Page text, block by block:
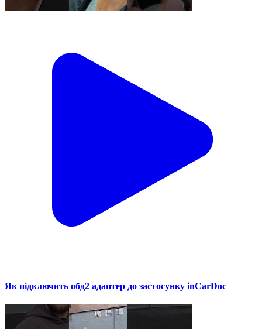
Як підключить обд2 адаптер до застосунку inCarDoc